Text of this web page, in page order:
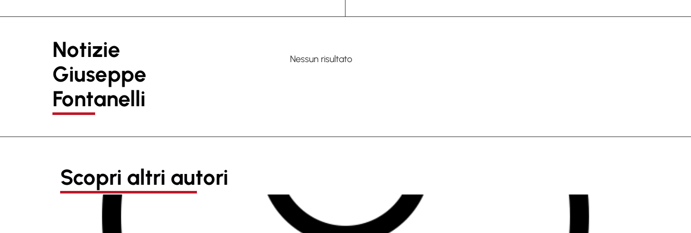
Notizie
Giuseppe
Fontanelli
Nessun risultato
Scopri altri autori